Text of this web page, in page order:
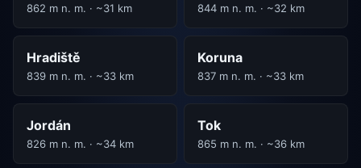
862 m n. m. · ~31 km 844 m n. m. · ~32 km
Hradiště
839 m n. m. · ~33 km
Koruna
837 m n. m. · ~33 km
Jordán
826 m n. m. · ~34 km
Tok
865 m n. m. · ~36 km